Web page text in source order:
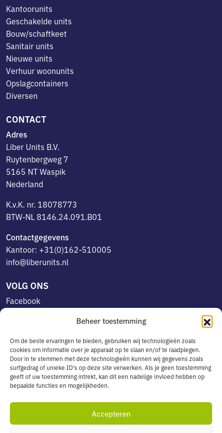
Beheer toestemming
Om de beste ervaringen te bieden, gebruiken wij technologieën zoals
cookies om informatie over je apparaat op te slaan en/of te raadplegen.
Door in te stemmen met deze technologieën kunnen wij gegevens zoals
surfgedrag of unieke ID's op deze site verwerken. Als je geen toestemming
geeft of uw toestemming intrekt, kan dit een nadelige invloed hebben op
bepaalde functies en mogelijkheden.
Accepteren
Kantoorunits
Geschakelde units
Bouw/schaftkeet
Sanitair units
Nieuwe units
Verhuur woonunits
Opslagcontainers
Diversen
CONTACT
Adres
Liber Units B.V.
Ruytenbergweg 7
5165 NT Waspik
Nederland
K.v.K. nr. 18078773
BTW-NL 8146.24.091.B01
Contactgegevens
Kantoor: +31(0)162-510005
info@liberunits.nl
VOLG ONS
Facebook
OVERIG
Algemene voorwaarden
Leveringsservice in België